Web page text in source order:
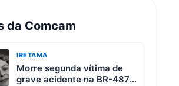
da Comcam
IRETAMA
Morre segunda vítima de
grave acidente na BR-487